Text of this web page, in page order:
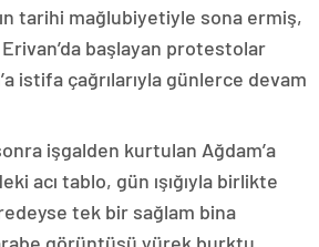
tarihi mağlubiyetiyle sona ermiş,
başlayan protestolar
istifa çağrılarıyla günlerce devam
işgalden kurtulan Ağdam’a
acı tablo, gün ışığıyla birlikte
tek bir sağlam bina